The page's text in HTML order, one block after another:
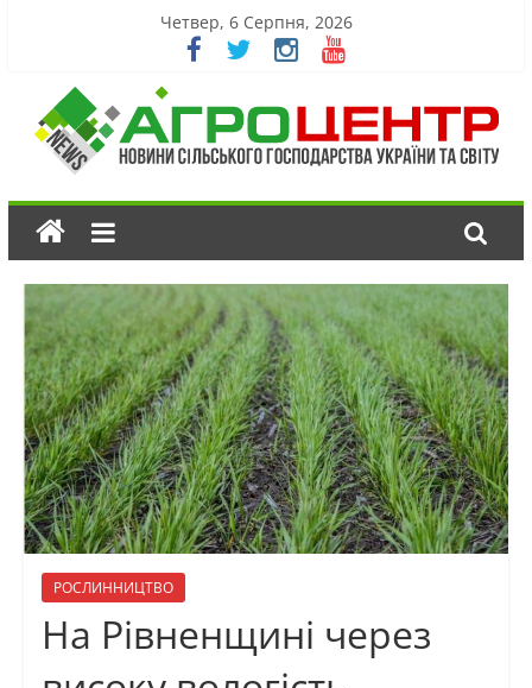
Четвер, 6 Серпня, 2026
РОСЛИННИЦТВО
На Рівненщині через